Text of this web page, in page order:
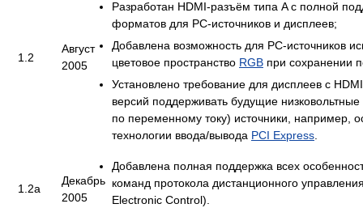
1.2
Август
2005
Разработан HDMI-разъём типа A с полной
форматов для PC-источников и дисплеев;
Добавлена возможность для PC-источников
цветовое пространство RGB при сохранении
Установлено требование для дисплеев с
версий поддерживать будущие низковольтные
по переменному току) источники, например,
технологии ввода/вывода PCI Express.
1.2a
Декабрь
2005
Добавлена полная поддержка всех
команд протокола дистанционного
Electronic Control).